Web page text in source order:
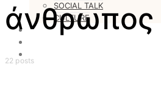
SOCIAL TALK
CULTURE
LOVESTARS
άνθρωπος
22 posts